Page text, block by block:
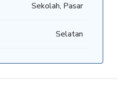
Sekolah, Pasar
Selatan